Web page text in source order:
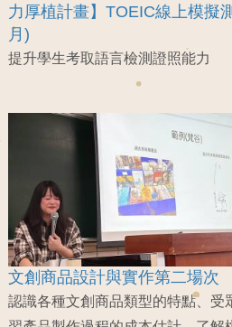
力厚植計畫】TOEIC線上模擬
月)
提升學生考取語言檢測證照能力
文創商品設計與實作第二場次
認識各種文創商品類型的特點、受